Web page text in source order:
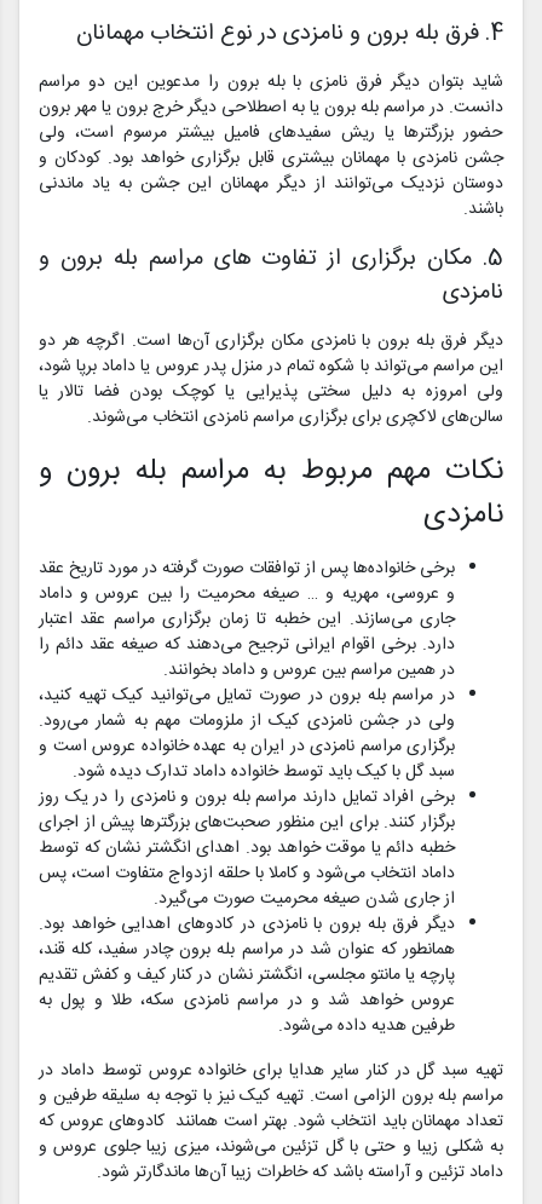
4. فرق بله برون و نامزدی در نوع انتخاب مهمانان
شاید بتوان دیگر فرق نامزی با بله برون را مدعوین این دو مراسم
دانست. در مراسم بله برون یا به اصطلاحی دیگر خرج برون یا مهر برون
حضور بزرگترها یا ریش سفیدهای فامیل بیشتر مرسوم است، ولی
جشن نامزدی با مهمانان بیشتری قابل برگزاری خواهد بود. کودکان و
دوستان نزدیک می‌توانند از دیگر مهمانان این جشن به یاد ماندنی
باشند.
5. مکان برگزاری از تفاوت های مراسم بله برون و
نامزدی
دیگر فرق بله برون با نامزدی مکان برگزاری آن‌ها است. اگرچه هر دو
این مراسم می‌تواند با شکوه تمام در منزل پدر عروس یا داماد برپا شود،
ولی امروزه به دلیل سختی پذیرایی یا کوچک بودن فضا تالار یا
سالن‌‌های لاکچری برای برگزاری مراسم نامزدی انتخاب می‌شوند.
نکات مهم مربوط به مراسم بله برون و
نامزدی
برخی خانواده‌ها پس از توافقات صورت گرفته در مورد تاریخ عقد
و عروسی، مهریه و … صیغه محرمیت را بین عروس و داماد
جاری می‌سازند. این خطبه تا زمان برگزاری مراسم عقد اعتبار
دارد. برخی اقوام ایرانی ترجیح می‌دهند که صیغه عقد دائم را
در همین مراسم بین عروس و داماد بخوانند.
در مراسم بله برون در صورت تمایل می‌توانید کیک تهیه کنید،
ولی در جشن نامزدی کیک از ملزومات مهم به شمار می‌رود.
برگزاری مراسم نامزدی در ایران به عهده خانواده عروس است و
سبد گل با کیک باید توسط خانواده داماد تدارک دیده شود.
برخی افراد تمایل دارند مراسم بله برون و نامزدی را در یک روز
برگزار کنند. برای این منظور صحبت‌های بزرگترها پیش از اجرای
خطبه دائم یا موقت خواهد بود. اهدای انگشتر نشان که توسط
داماد انتخاب می‌شود و کاملا با حلقه ازدواج متفاوت است، پس
از جاری شدن صیغه محرمیت صورت می‌گیرد.
دیگر فرق بله برون با نامزدی در کادوهای اهدایی خواهد بود.
همانطور که عنوان شد در مراسم بله برون چادر سفید، کله قند،
پارچه یا مانتو مجلسی، انگشتر نشان در کنار کیف و کفش تقدیم
عروس خواهد شد و در مراسم نامزدی سکه، طلا و پول به
طرفین هدیه داده می‌شود.
تهیه سبد گل در کنار سایر هدایا برای خانواده عروس توسط داماد در
مراسم بله برون الزامی است. تهیه کیک نیز با توجه به سلیقه طرفین و
تعداد مهمانان باید انتخاب شود. بهتر است همانند کادوهای عروس که
به شکلی زیبا و حتی با گل تزئین می‌شوند، میزی زیبا جلوی عروس و
داماد تزئین و آراسته باشد که خاطرات ‌زیبا آن‌ها ماندگارتر شود.